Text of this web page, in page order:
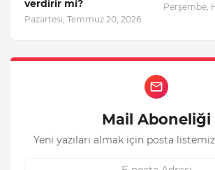
verdirir mi?
Pazartesi, Temmuz 20, 2026
Perşembe,
Mail Aboneliği
Yeni yazıları almak için posta